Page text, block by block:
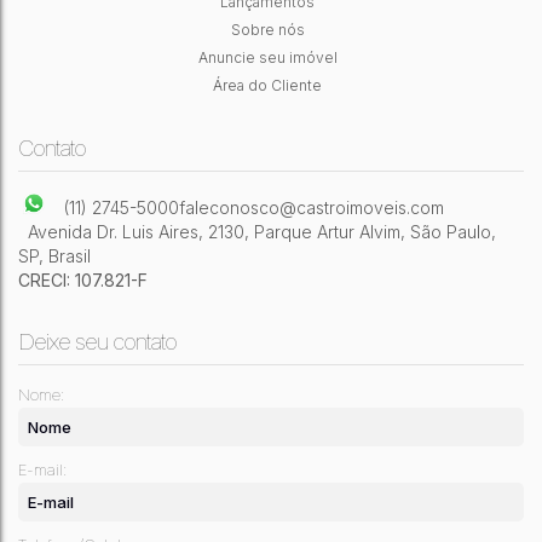
Banheiro(s) 1Sala(s)
Sobre nós
Anuncie seu imóvel
Área do Cliente
Contato
(11) 2745-5000faleconosco@castroimoveis.com
Avenida Dr. Luis Aires, 2130, Parque Artur Alvim, São Paulo,
SP, Brasil
CRECI: 107.821-F
Deixe seu contato
Nome:
E-mail: